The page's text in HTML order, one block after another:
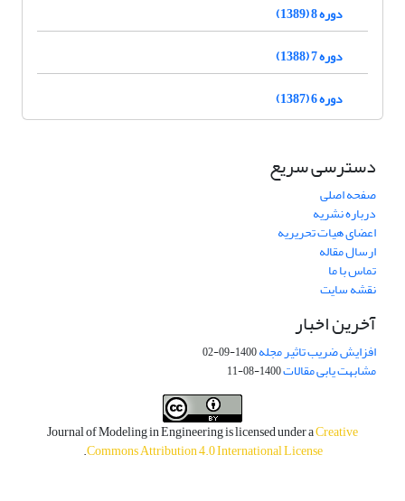
دوره 8 (1389)
دوره 7 (1388)
دوره 6 (1387)
دسترسی سریع
صفحه اصلی
درباره نشریه
اعضای هیات تحریریه
ارسال مقاله
تماس با ما
نقشه سایت
آخرین اخبار
افزایش ضریب تاثیر مجله1400-09-02
مشابهت یابی مقالات1400-08-11
Journal of Modeling in Engineering is licensed under aCreative
Commons Attribution 4.0 International License
.